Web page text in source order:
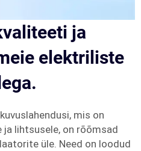
ja
elektriliste
mis on
ja lihtsusele, on rõõmsad
üle. Need on loodud